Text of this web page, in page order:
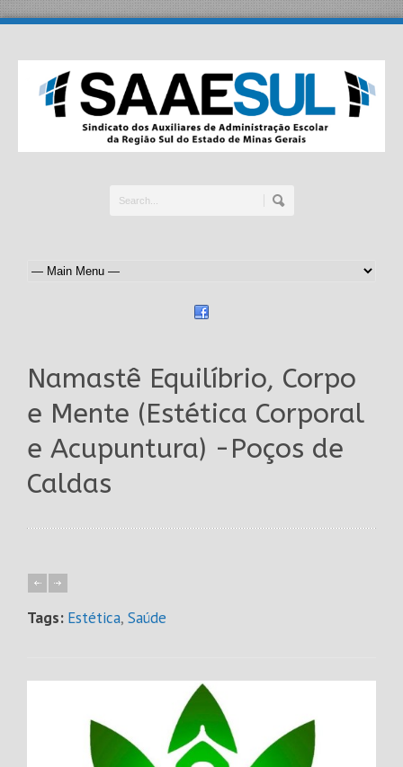
Namastê Equilíbrio, Corpo
e Mente (Estética Corporal
e Acupuntura) -Poços de
Caldas
Tags: Estética, Saúde